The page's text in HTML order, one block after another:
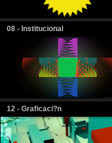
08 - Institucional
12 - Graficaci?n